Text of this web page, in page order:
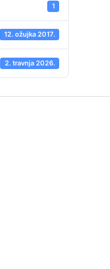
1
12. ožujka 2017.
2. travnja 2026.